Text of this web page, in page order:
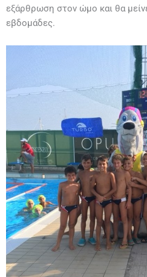
εξάρθρωση στον ώμο και θα
εβδομάδες.